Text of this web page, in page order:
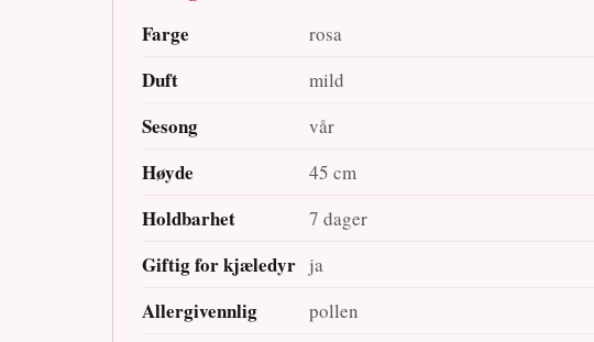
Farge rosa
Duft mild
Sesong vår
Høyde 45 cm
Holdbarhet 7 dager
Giftig for kjæledyr ja
Allergivennlig pollen